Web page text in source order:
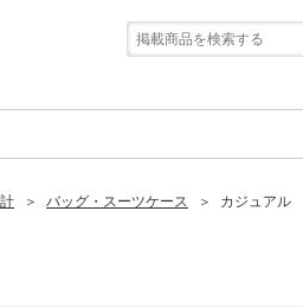
バッグ・スーツケース カジュアル